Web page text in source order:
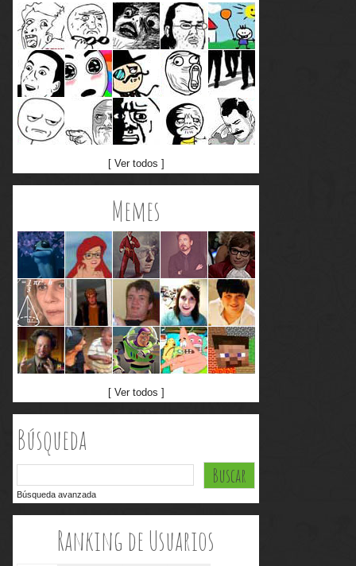
[ Ver todos ]
Memes
[ Ver todos ]
Búsqueda
Búsqueda avanzada
Ranking de Usuarios